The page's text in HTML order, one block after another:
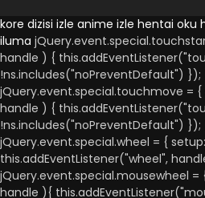
kore dizisi izle anime izle hentai oku
iluma
handle ) {
!ns.includes("noPreventDefault") });
jQuery.event.special.touchmove =
handle ) {
!ns.includes("noPreventDefault") });
jQuery.event.special.wheel = {
this.addEventListener("wheel",
jQuery.event.special.mousewheel
handle ){